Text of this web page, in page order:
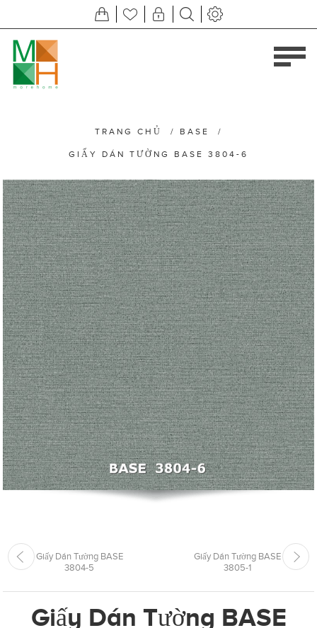
TRANG CHỦ / BASE /
GIẤY DÁN TƯỜNG BASE 3804-6
Giấy Dán Tường BASE
3804-5
Giấy Dán Tường BASE
3805-1
Giấy Dán Tường BASE